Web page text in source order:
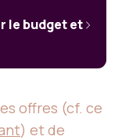
le budget et
offres (cf. ce
) et de